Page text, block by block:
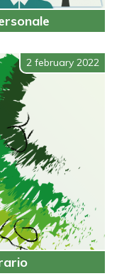
2 february 2022